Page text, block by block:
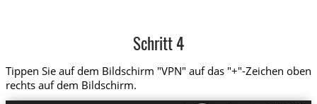
Schritt 4
Tippen Sie auf dem Bildschirm "VPN" auf das "+"-Zeichen oben
rechts auf dem Bildschirm.